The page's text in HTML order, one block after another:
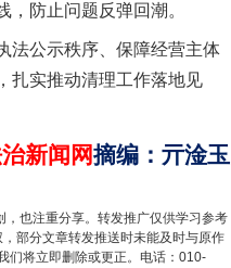
防止问题反弹回潮。
公示秩序、保障经营主体
扎实推动清理工作落地见
新闻网摘编 ： 亓淦玉
，也注重分享。转发推广仅供学习参考
部分文章转发推送时未能及时与原作
们将立即删除或更正。电话：010-
健身五年计划来了！等你上场